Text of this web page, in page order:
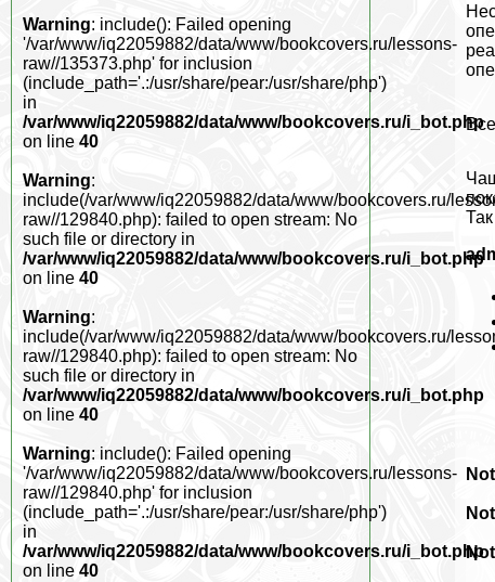
Warning: include(): Failed opening
'/var/www/iq22059882/data/www/bookcovers.ru/lessons-
raw//135373.php' for inclusion
(include_path='.:/usr/share/pear:/usr/share/php')
in
/var/www/iq22059882/data/www/bookcovers.ru/i_bot.php
on line 40
Warning:
include(/var/www/iq22059882/data/www/bookcovers.ru/
raw//129840.php): failed to open stream: No
such file or directory in
/var/www/iq22059882/data/www/bookcovers.ru/i_bot.php
on line 40
Warning:
include(/var/www/iq22059882/data/www/bookcovers.ru/
raw//129840.php): failed to open stream: No
such file or directory in
/var/www/iq22059882/data/www/bookcovers.ru/i_bot.php
on line 40
Warning: include(): Failed opening
'/var/www/iq22059882/data/www/bookcovers.ru/lessons-
raw//129840.php' for inclusion
(include_path='.:/usr/share/pear:/usr/share/php')
in
/var/www/iq22059882/data/www/bookcovers.ru/i_bot.php
on line 40